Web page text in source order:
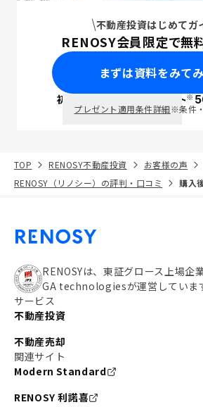
不動産投資はじめてガ
RENOSY会員限定で無
まずは資料をみて
初回面談で ポイント※
プレゼント適用条件詳細※条件
TOP RENOSY不動産投資
お客様の声
RENOSY（リノシー）の評判・口コミ
購入
RENOSYは、東証グロース上場企
GA technologiesが運営していま
サービス
不動産投資
不動産売却
関連サイト
Modern Standard
RENOSY 利諾喜